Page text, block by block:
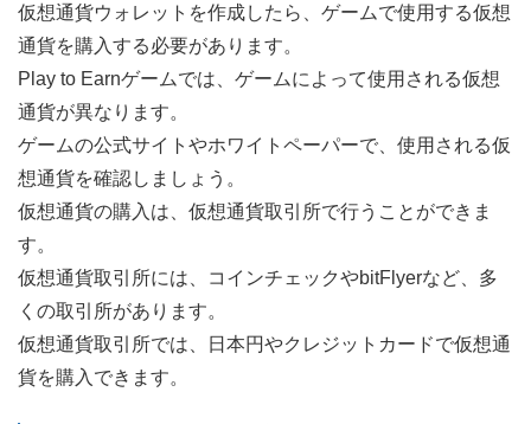
仮想通貨ウォレットを作成したら、ゲームで使用する仮想
通貨を購入する必要があります。
Play to Earnゲームでは、ゲームによって使用される仮想
通貨が異なります。
ゲームの公式サイトやホワイトペーパーで、使用される仮
想通貨を確認しましょう。
仮想通貨の購入は、仮想通貨取引所で行うことができま
す。
仮想通貨取引所には、コインチェックやbitFlyerなど、多
くの取引所があります。
仮想通貨取引所では、日本円やクレジットカードで仮想通
貨を購入できます。